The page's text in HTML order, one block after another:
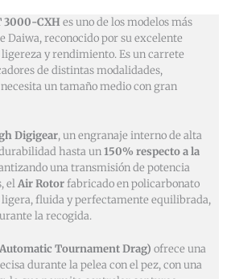
3000-CXH es uno de los modelos más
Daiwa, reconocido por su excelente
y rendimiento. Es un carrete
de distintas modalidades,
un tamaño medio con gran
Digigear, un engranaje interno de alta
hasta un150% respecto a la
una transmisión de potencia
elAir Rotorfabricado en policarbonato
fluida y perfectamente equilibrada,
la recogida.
Tournament Drag) ofrece una
durante la pelea con el pez, con una